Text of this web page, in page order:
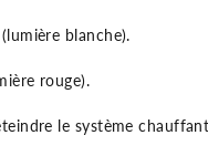
blanche).
rouge).
le système